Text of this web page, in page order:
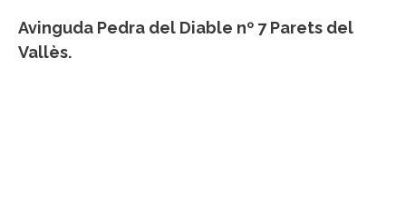
Avinguda Pedra del Diable nº 7 Parets del
Vallès.